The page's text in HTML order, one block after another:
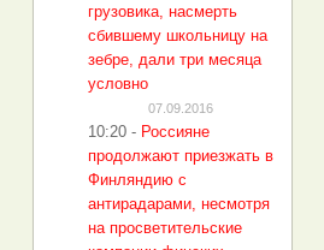
грузовика, насмерть
сбившему школьницу на
зебре, дали три месяца
условно
07.09.2016
10:20 - Россияне
продолжают приезжать в
Финляндию с
антирадарами, несмотря
на просветительские